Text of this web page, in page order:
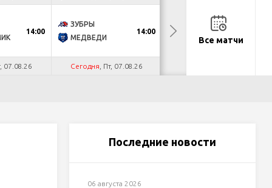
14:00
07.08.26
ЗУБРЫ
МЕДВЕДИ
14:00
Сегодня , Пт, 07.08.26
ДНМ-ШИННИК
ТАЙФУНВсе матчи
Последние новости
06 августа 2026